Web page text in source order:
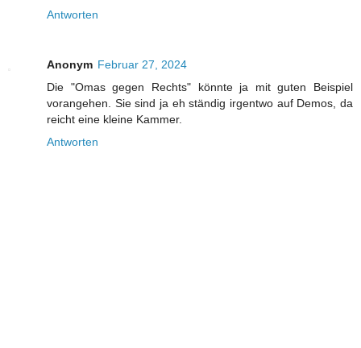
Antworten
Anonym Februar 27, 2024
Die "Omas gegen Rechts" könnte ja mit guten Beispiel
vorangehen. Sie sind ja eh ständig irgentwo auf Demos, da
reicht eine kleine Kammer.
Antworten